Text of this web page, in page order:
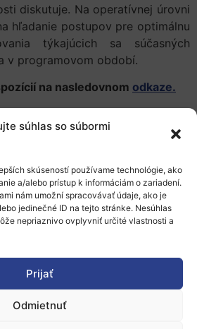
súhlas so súbormi
skúseností používame technológie, ako
a/alebo prístup k informáciám o zariadení.
nám umožní spracovávať údaje, ako je
jedinečné ID na tejto stránke. Nesúhlas
nepriaznivo ovplyvniť určité vlastnosti a
Prijať
Odmietnuť
diskutuje. Na operatívnej úrovni
hľadanie postupov pre optimálnu
týkajúcich sa súčasných
v programovom období.
na nasledovnom odkaze.
) je projekt typu CSA
Support Action) financovaný
2020. Projekt sa zameriava na
partnerstvá v programe Horizont
začal v júli 2018 s trvaním 4